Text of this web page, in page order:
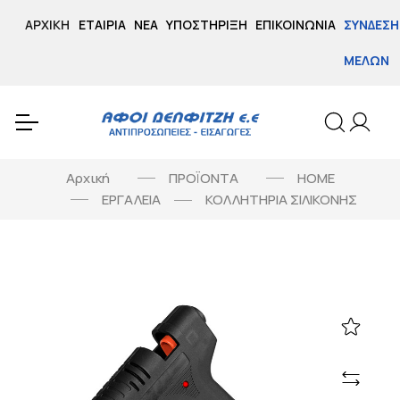
ΑΡΧΙΚΉ ΕΤΑΙΡΊΑ ΝΈΑ ΥΠΟΣΤΉΡΙΞΗ ΕΠΙΚΟΙΝΩΝΊΑ ΣΎΝΔΕΣΗ
ΜΕΛΏΝ
Αρχική ΠΡΟΪΟΝΤΑ
HOME
ΕΡΓΑΛΕΙΑ
ΚΟΛΛΗΤΗΡΙΑ ΣΙΛΙΚΟΝΗΣ